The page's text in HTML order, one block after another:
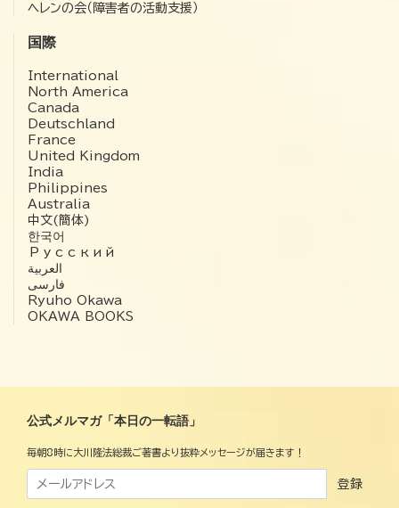
ヘレンの会（障害者の活動支援）
国際
International
North America
Canada
Deutschland
France
United Kingdom
India
Philippines
Australia
中文(簡体)
한국어
Русский
العربية‏
فارسی
Ryuho Okawa
OKAWA BOOKS
公式メルマガ「本日の一転語」
毎朝8時に大川隆法総裁ご著書より抜粋メッセージが届きます！
登録